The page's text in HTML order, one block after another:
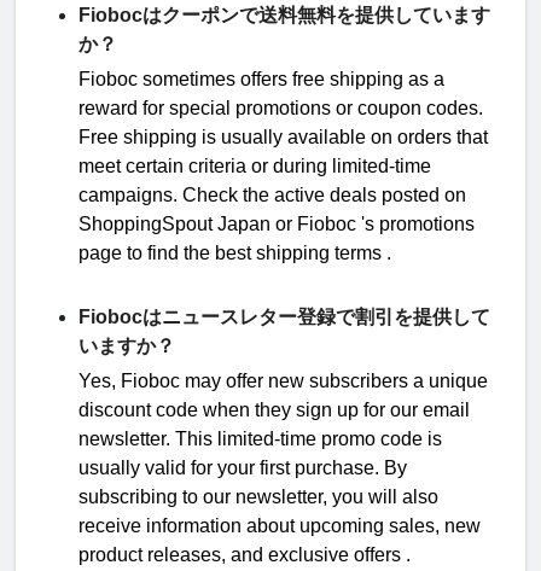
Fiobocはクーポンで送料無料を提供しています
か？
Fioboc sometimes offers free shipping as a
reward for special promotions or coupon codes.
Free shipping is usually available on orders that
meet certain criteria or during limited-time
campaigns. Check the active deals posted on
ShoppingSpoutJapan or Fioboc 's promotions
page to find the best shipping terms .
Fiobocはニュースレター登録で割引を提供して
いますか？
Yes, Fioboc may offer new subscribers a unique
discount code when they sign up for our email
newsletter. This limited-time promo code is
usually valid for your first purchase. By
subscribing to our newsletter, you will also
receive information about upcoming sales, new
product releases, and exclusive offers .